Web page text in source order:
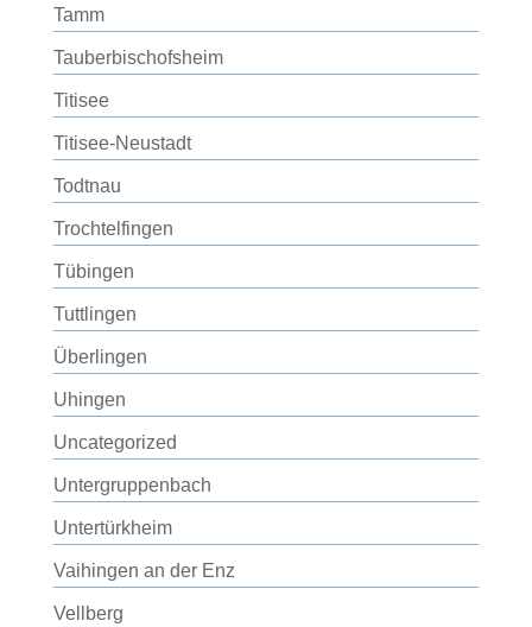
Tamm
Tauberbischofsheim
Titisee
Titisee-Neustadt
Todtnau
Trochtelfingen
Tübingen
Tuttlingen
Überlingen
Uhingen
Uncategorized
Untergruppenbach
Untertürkheim
Vaihingen an der Enz
Vellberg